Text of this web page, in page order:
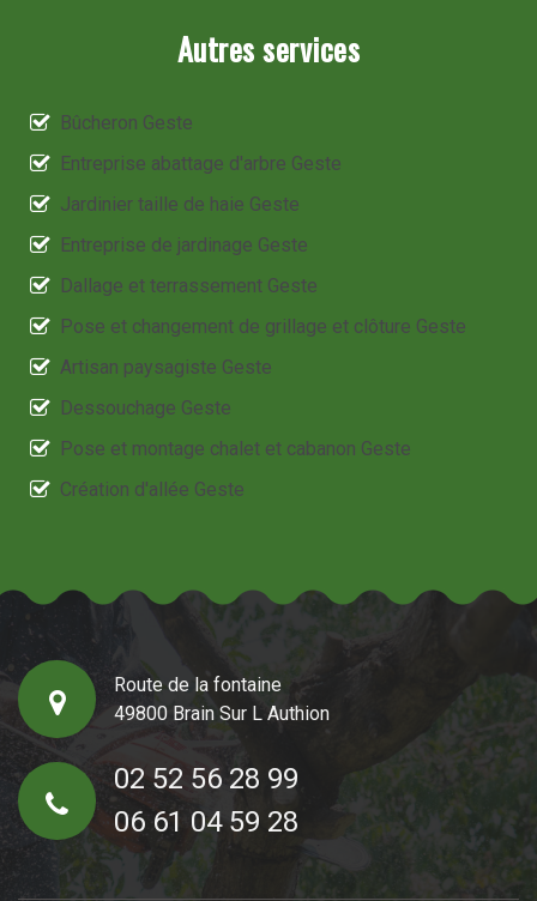
Autres services
Bûcheron Geste
Entreprise abattage d'arbre Geste
Jardinier taille de haie Geste
Entreprise de jardinage Geste
Dallage et terrassement Geste
Pose et changement de grillage et clôture Geste
Artisan paysagiste Geste
Dessouchage Geste
Pose et montage chalet et cabanon Geste
Création d'allée Geste
Route de la fontaine
49800 Brain Sur L Authion
02 52 56 28 99
06 61 04 59 28